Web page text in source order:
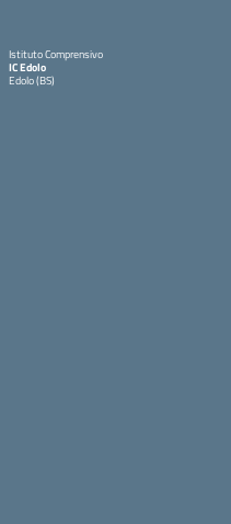
Istituto Comprensivo
IC Edolo
Edolo (BS)